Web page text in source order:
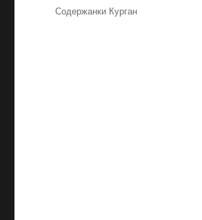
Рубрики
Содержанки Курган